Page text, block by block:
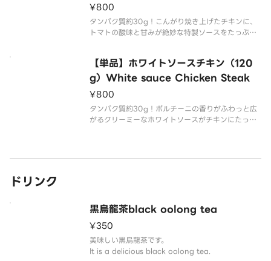
¥800
タンパク質約30g！こんがり焼き上げたチキンに、
トマトの酸味と甘みが絶妙な特製ソースをたっぷり
ous serving of our
【単品】ホワイトソースチキン（120
g）White sauce Chicken Steak
¥800
タンパク質約30g！ポルチーニの香りがふわっと広
がるクリーミーなホワイトソースがチキンにたっぷ
ドリンク
黒烏龍茶black oolong tea
¥350
美味しい黒烏龍茶です。
It is a delicious black oolong tea.